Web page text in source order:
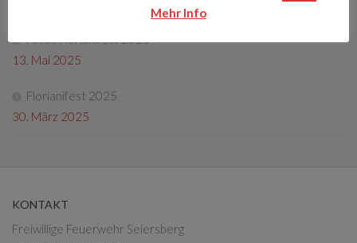
Fotos Florianifest 2025
13. Mai 2025
Florianifest 2025
30. März 2025
KONTAKT
Freiwillige Feuerwehr Seiersberg
Mehr Info